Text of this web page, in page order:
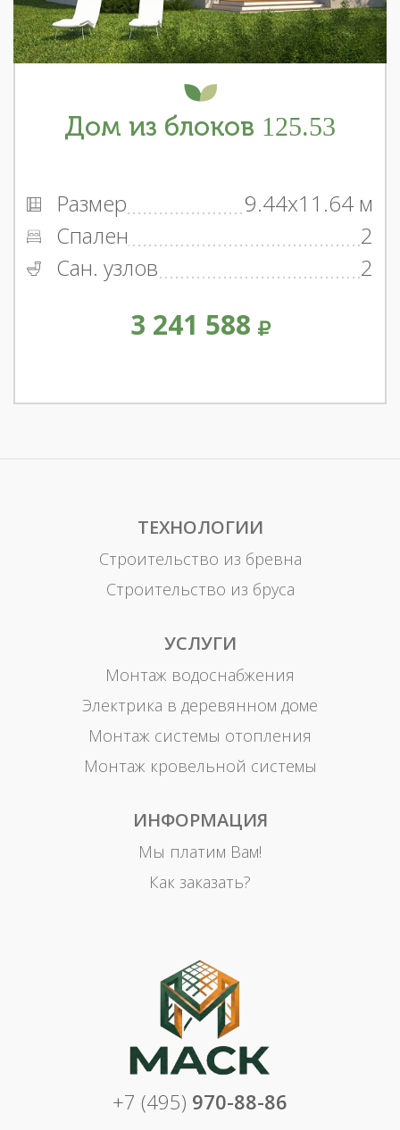
Дом из блоков 125.53
Размер
9.44x11.64 м
Спален
2
Сан. узлов
2
3 241 588
ТЕХНОЛОГИИ
Строительство из бревна
Строительство из бруса
УСЛУГИ
Монтаж водоснабжения
Электрика в деревянном доме
Монтаж системы отопления
Монтаж кровельной системы
ИНФОРМАЦИЯ
Мы платим Вам!
Как заказать?
+7 (495) 970-88-86